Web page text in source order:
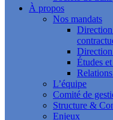
À propos
Nos mandats
Direction
Études
L’équipe
Comité de
Structure &
Enjeux